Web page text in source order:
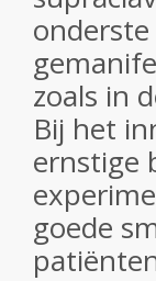
zoals in
Bij het
ernstige
goede